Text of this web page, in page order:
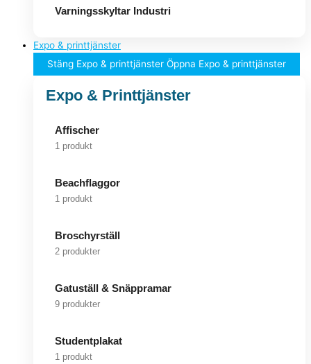
Varningsskyltar Industri
Expo & printtjänster
Stäng Expo & printtjänster Öppna Expo & printtjänster
Expo & Printtjänster
Affischer
1 produkt
Beachflaggor
1 produkt
Broschyrställ
2 produkter
Gatuställ & Snäppramar
9 produkter
Studentplakat
1 produkt